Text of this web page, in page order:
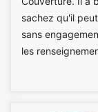
sachez qu'il
sans
les